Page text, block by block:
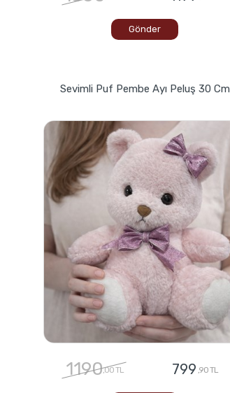
Gönder
Sevimli Puf Pembe Ayı Peluş 30 Cm
1190,00 TL 799 ,90 TL